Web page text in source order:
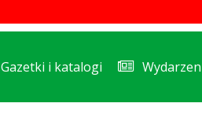
Gazetki i katalogi